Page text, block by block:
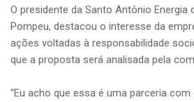
O presidente da Santo Antônio Energia
Pompeu, destacou o interesse da
ações voltadas à responsabilidade
que a proposta será analisada pela
“Eu acho que essa é uma parceria